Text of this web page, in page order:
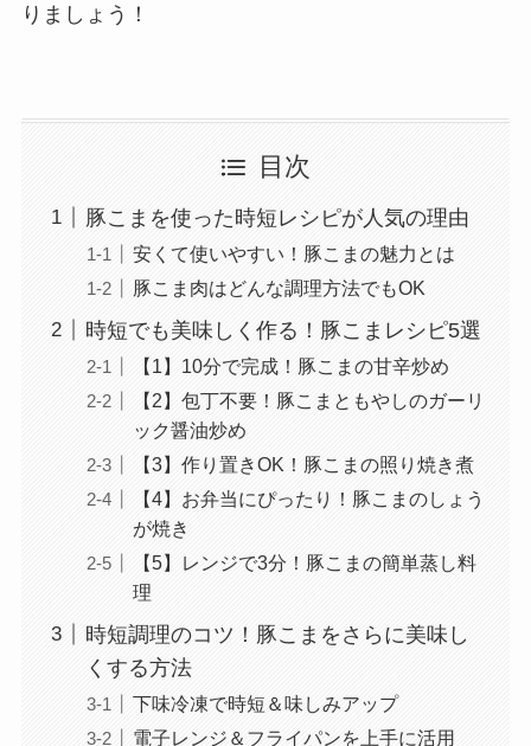
りましょう！
目次
豚こまを使った時短レシピが人気の理由
安くて使いやすい！豚こまの魅力とは
豚こま肉はどんな調理方法でもOK
時短でも美味しく作る！豚こまレシピ5選
【1】10分で完成！豚こまの甘辛炒め
【2】包丁不要！豚こまともやしのガーリ
ック醤油炒め
【3】作り置きOK！豚こまの照り焼き煮
【4】お弁当にぴったり！豚こまのしょう
が焼き
【5】レンジで3分！豚こまの簡単蒸し料
理
時短調理のコツ！豚こまをさらに美味し
くする方法
下味冷凍で時短＆味しみアップ
電子レンジ＆フライパンを上手に活用